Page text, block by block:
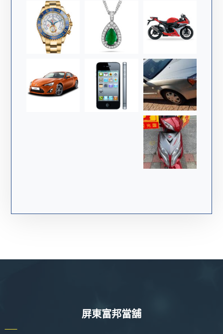
屏東富邦當舖